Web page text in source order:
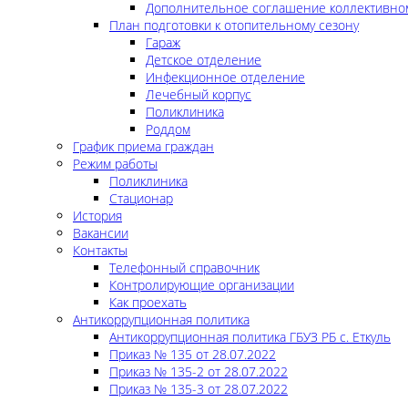
Дополнительное соглашение
План подготовки к отопительному сезону
Гараж
Детское отделение
Инфекционное отделение
Лечебный корпус
Поликлиника
Роддом
График приема граждан
Режим работы
Поликлиника
Стационар
История
Вакансии
Контакты
Телефонный справочник
Контролирующие организации
Как проехать
Антикоррупционная политика
Антикоррупционная политика ГБУЗ РБ с. Еткуль
Приказ № 135 от 28.07.2022
Приказ № 135-2 от 28.07.2022
Приказ № 135-3 от 28.07.2022